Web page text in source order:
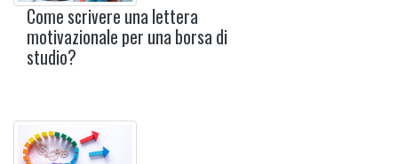
Come scrivere una lettera
motivazionale per una borsa di
studio?